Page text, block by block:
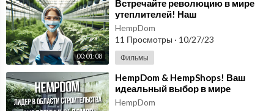
00:01:08
⁣Встречайте революцию в мире
утеплителей! Наш
инновационный утеплитель -
совершенство теплоизоляции!
HempDom
11 Просмотры · 10/27/23
Фильмы
⁣HempDom & HempShops! Ваш
идеальный выбор в мире
конопли!
HempDom